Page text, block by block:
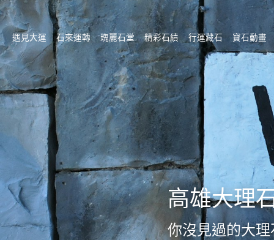
遇見大運 石來運轉 瑰麗石堂 精彩石績 行運藏石 寶石動畫
高雄大理
你沒見過的大